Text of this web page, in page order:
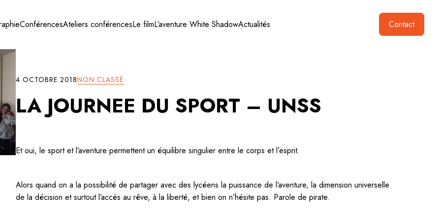
ConférencesAteliers conférencesLe filmL’aventure White ShadowActualités Contact
4 OCTOBRE 2018NON CLASSÉ
LA JOURNEE DU SPORT – UNSS
Et oui, le sport et l’aventure permettent un équilibre singulier entre le corps et l’esprit.
Alors quand on a la possibilité de partager avec des lycéens la puissance de l’aventure, la dimension universelle
de la décision et surtout l’accès au rêve, à la liberté, et bien on n’hésite pas. Parole de pirate.